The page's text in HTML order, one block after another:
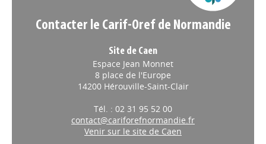
Contacter le Carif-Oref de Normandie
Site de Caen
Espace Jean Monnet
8 place de l'Europe
14200 Hérouville-Saint-Clair
Tél. : 02 31 95 52 00
contact@cariforefnormandie.fr
Venir sur le site de Caen